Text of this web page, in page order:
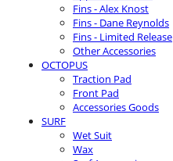
Fins - Alex Knost
Fins - Dane Reynolds
Fins - Limited Release
Other Accessories
OCTOPUS
Traction Pad
Front Pad
Accessories Goods
SURF
Wet Suit
Wax